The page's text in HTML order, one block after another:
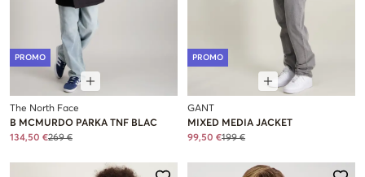
PROMO
The North Face
B MCMURDO PARKA TNF BLAC
134,50 €269 €
PROMO
GANT
MIXED MEDIA JACKET
99,50 €199 €